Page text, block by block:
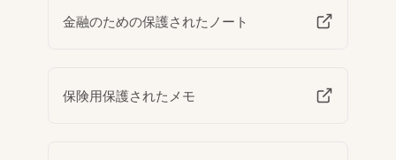
金融のための保護されたノート
保険用保護されたメモ